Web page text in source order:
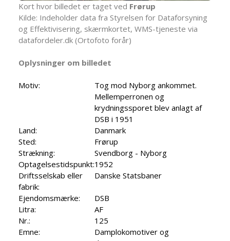
Kort hvor billedet er taget ved Frørup
Kilde: Indeholder data fra Styrelsen for Dataforsyning
og Effektivisering, skærmkortet, WMS-tjeneste via
datafordeler.dk (Ortofoto forår)
Oplysninger om billedet
Motiv:
Tog mod Nyborg ankommet.
Mellemperronen og
krydningssporet blev anlagt af
DSB i 1951
Land:
Danmark
Sted:
Frørup
Strækning:
Svendborg - Nyborg
Optagelsestidspunkt:1952
Driftsselskab eller
fabrik:
Danske Statsbaner
Ejendomsmærke:
DSB
Litra:
AF
Nr.:
125
Emne:
Damplokomotiver og